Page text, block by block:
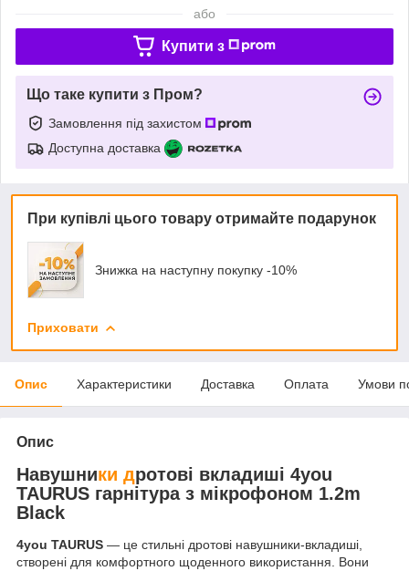
або
Купити з
Що таке купити з Пром?
Замовлення під захистом
Доступна доставка
При купівлі цього товару отримайте подарунок
Знижка на наступну покупку -10%
Приховати
Опис Характеристики Доставка Оплата Умови
Опис
Навушники дротові вкладиші 4you
TAURUS гарнітура з мікрофоном 1.2m
Black
4you TAURUS — це стильні дротові навушники-вкладиші,
створені для комфортного щоденного використання. Вони